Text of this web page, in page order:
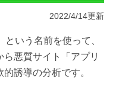
2022/4/14更新
いう名前を使って、
悪質サイト「アプリ
誘導の分析です。